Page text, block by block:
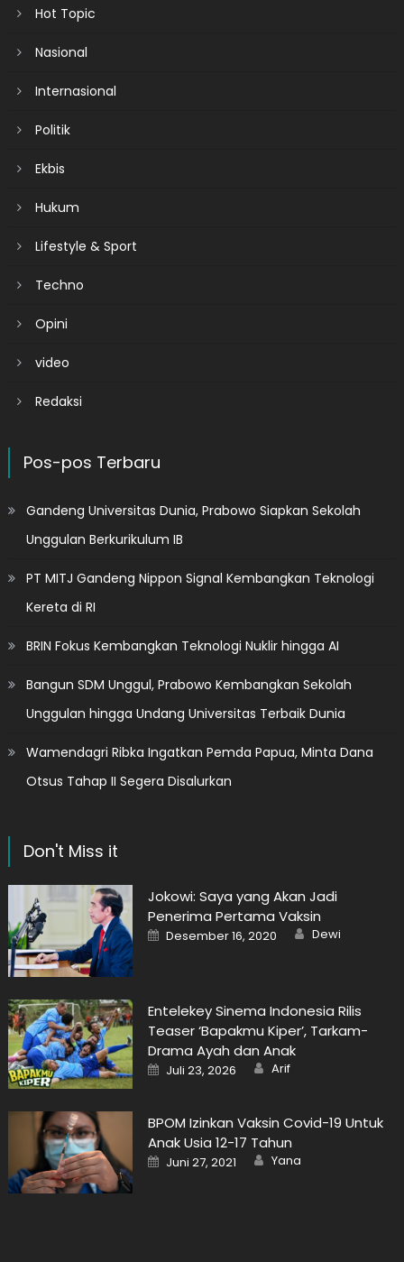
Hot Topic
Nasional
Internasional
Politik
Ekbis
Hukum
Lifestyle & Sport
Techno
Opini
video
Redaksi
Pos-pos Terbaru
Gandeng Universitas Dunia, Prabowo Siapkan Sekolah
Unggulan Berkurikulum IB
PT MITJ Gandeng Nippon Signal Kembangkan Teknologi
Kereta di RI
BRIN Fokus Kembangkan Teknologi Nuklir hingga AI
Bangun SDM Unggul, Prabowo Kembangkan Sekolah
Unggulan hingga Undang Universitas Terbaik Dunia
Wamendagri Ribka Ingatkan Pemda Papua, Minta Dana
Otsus Tahap II Segera Disalurkan
Don't Miss it
Jokowi: Saya yang Akan Jadi
Penerima Pertama Vaksin
Posted
on
Desember 16, 2020 Author
Dewi
Entelekey Sinema Indonesia Rilis
Teaser ‘Bapakmu Kiper’, Tarkam-
Drama Ayah dan Anak
Posted
on
Juli 23, 2026 Author
Arif
BPOM Izinkan Vaksin Covid-19 Untuk
Anak Usia 12-17 Tahun
Posted
on
Juni 27, 2021 Author
Yana